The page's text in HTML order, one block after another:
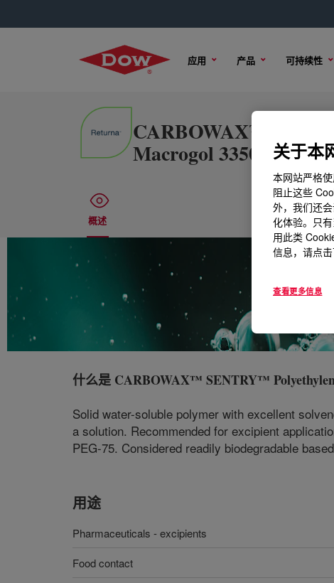
应用 产品 可持续性
CARBOWAX™
Macrogol 3350 Ph. Eur.
概述 性能
什么是 CARBOWAX™ SENTRY™
Solid water-soluble polymer with excellent
a solution. Recommended for excipient
PEG-75. Considered readily biodegradable
用途
Pharmaceuticals - excipients
Food contact
关于本
本网站严格
阻止这些
外，我们还
化体验。只
用此类
信息，请点
查看更多信息